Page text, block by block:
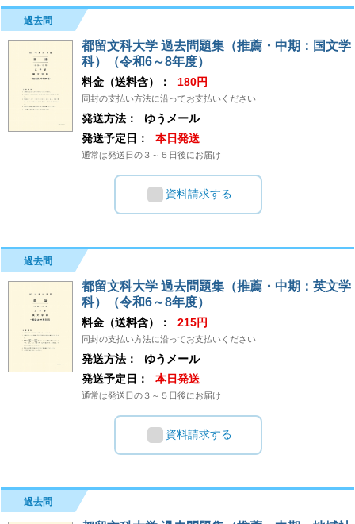
過去問
都留文科大学 過去問題集（推薦・中期：国文学
科）（令和6～8年度）
料金（送料含）： 180円
同封の支払い方法に沿ってお支払いください
発送方法：
ゆうメール
発送予定日：
本日発送
通常は発送日の３～５日後にお届け
資料請求する
過去問
都留文科大学 過去問題集（推薦・中期：英文学
科）（令和6～8年度）
料金（送料含）： 215円
同封の支払い方法に沿ってお支払いください
発送方法：
ゆうメール
発送予定日：
本日発送
通常は発送日の３～５日後にお届け
資料請求する
過去問